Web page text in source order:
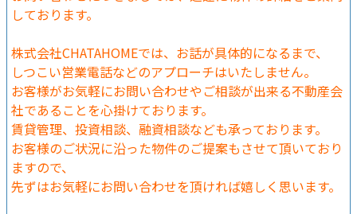
しております。
株式会社CHATAHOMEでは、お話が具体的になるまで、
しつこい営業電話などのアプローチはいたしません。
お客様がお気軽にお問い合わせやご相談が出来る不動産会
社であることを心掛けております。
賃貸管理、投資相談、融資相談なども承っております。
お客様のご状況に沿った物件のご提案もさせて頂いており
ますので、
先ずはお気軽にお問い合わせを頂ければ嬉しく思います。